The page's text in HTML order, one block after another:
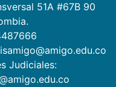
51A #67B 90
Judiciales: